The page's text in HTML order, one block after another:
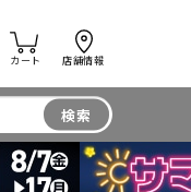
カート 店舗情報
検索